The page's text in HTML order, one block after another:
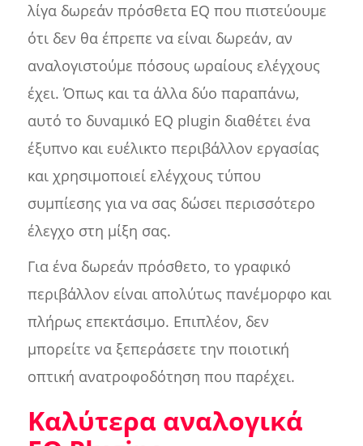
λίγα δωρεάν πρόσθετα EQ που πιστεύουμε
ότι δεν θα έπρεπε να είναι δωρεάν, αν
αναλογιστούμε πόσους ωραίους ελέγχους
έχει. Όπως και τα άλλα δύο παραπάνω,
αυτό το δυναμικό EQ plugin διαθέτει ένα
έξυπνο και ευέλικτο περιβάλλον εργασίας
και χρησιμοποιεί ελέγχους τύπου
συμπίεσης για να σας δώσει περισσότερο
έλεγχο στη μίξη σας.
Για ένα δωρεάν πρόσθετο, το γραφικό
περιβάλλον είναι απολύτως πανέμορφο και
πλήρως επεκτάσιμο. Επιπλέον, δεν
μπορείτε να ξεπεράσετε την ποιοτική
οπτική ανατροφοδότηση που παρέχει.
Καλύτερα αναλογικά